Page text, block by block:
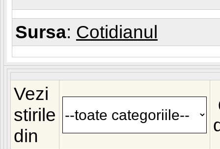
Sursa: Cotidianul
Vezi
stirile
din